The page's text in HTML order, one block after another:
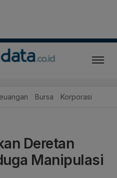
Bursa Korporasi
Deretan
Manipulasi